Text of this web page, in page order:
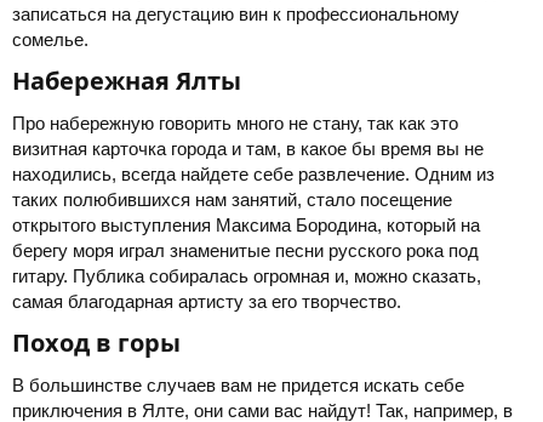
записаться на дегустацию вин к профессиональному
сомелье.
Набережная Ялты​
Про набережную говорить много не стану, так как это
визитная карточка города и там, в какое бы время вы не
находились, всегда найдете себе развлечение. Одним из
таких полюбившихся нам занятий, стало посещение
открытого выступления Максима Бородина, который на
берегу моря играл знаменитые песни русского рока под
гитару. Публика собиралась огромная и, можно сказать,
самая благодарная артисту за его творчество.
Поход в горы​
В большинстве случаев вам не придется искать себе
приключения в Ялте, они сами вас найдут! Так, например, в